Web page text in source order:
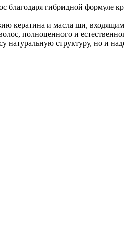
благодаря гибридной формуле
кератина и масла ши,
полноценного и
натуральную структуру, но и